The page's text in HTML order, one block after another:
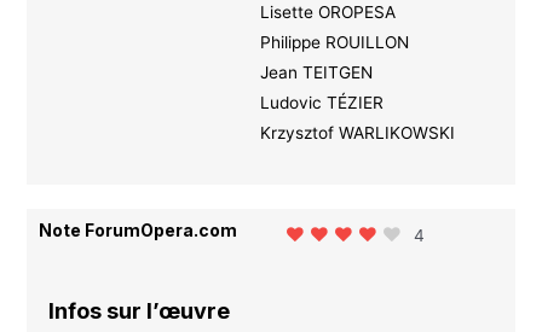
Lisette OROPESA
Philippe ROUILLON
Jean TEITGEN
Ludovic TÉZIER
Krzysztof WARLIKOWSKI
Note ForumOpera.com 4
Infos sur l’œuvre